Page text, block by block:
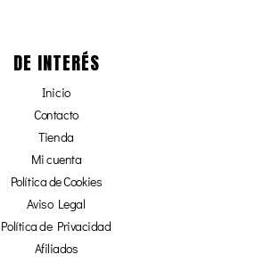
DE INTERÉS
Inicio
Contacto
Tienda
Mi cuenta
Política de Cookies
Aviso Legal
Política de Privacidad
Afiliados